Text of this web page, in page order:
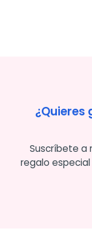
¿Quieres
Suscríbete a
regalo